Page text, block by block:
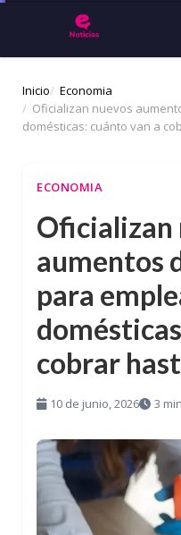
Inicio
Economia
Oficializan nuevos
domésticas: cuánto van a
ECONOMIA
Oficializan
aumentos
para
cobrar
10 de junio, 2026 3 min